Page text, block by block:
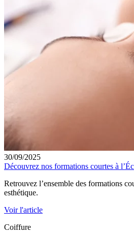
30/09/2025
Découvrez nos formations courtes à
Retrouvez l’ensemble des formations
esthétique.
Voir l'article
Coiffure